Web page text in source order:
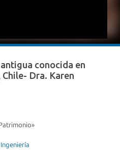
conocida en
Dra. Karen